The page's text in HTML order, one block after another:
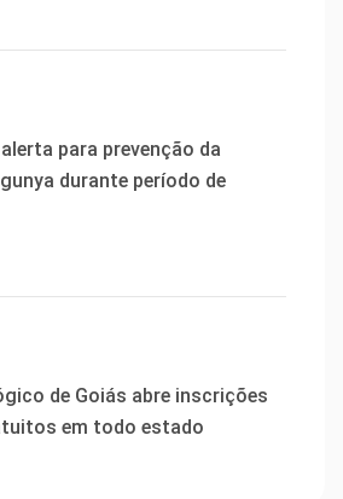
para prevenção da
durante período de
de Goiás abre inscrições
em todo estado